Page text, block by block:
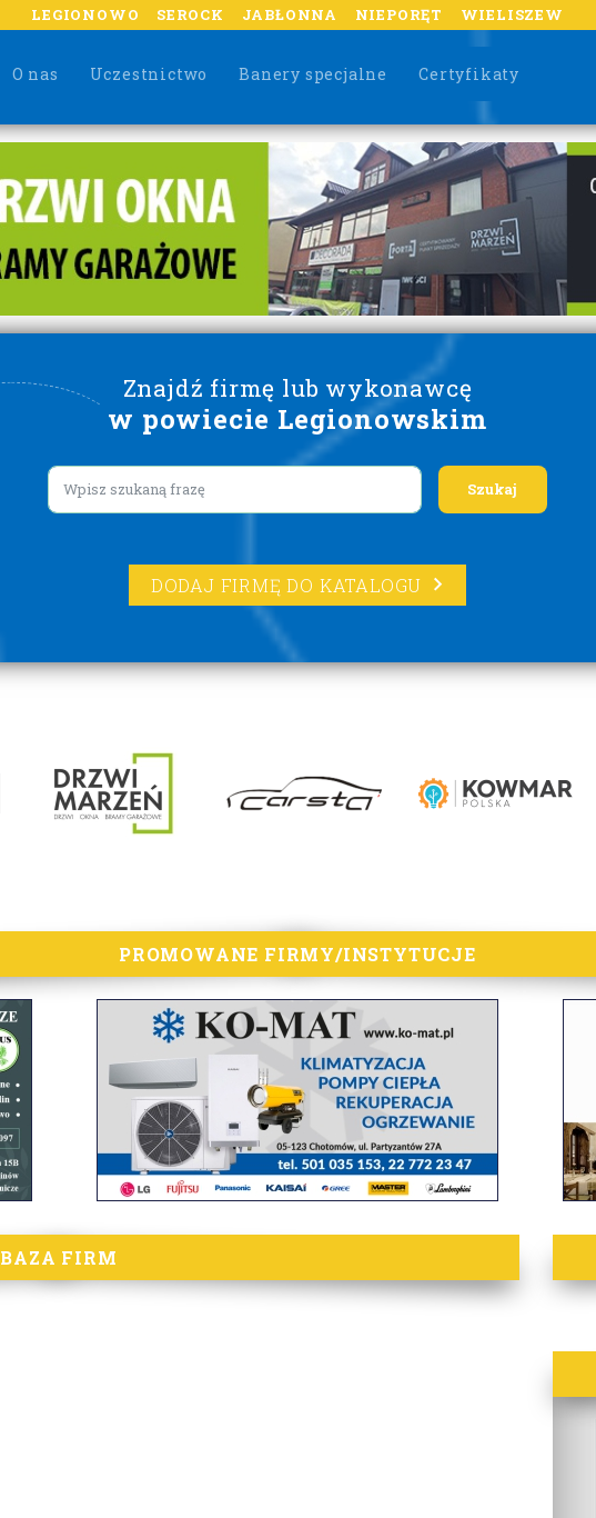
LEGIONOWO SEROCK JABŁONNA NIEPORĘT WIELISZEW
O nas Uczestnictwo Banery specjalne Certyfikaty
Znajdź firmę lub wykonawcę
w powiecie Legionowskim
Lorem ipsum
DODAJ FIRMĘ DO KATALOGU
PROMOWANE FIRMY/INSTYTUCJE
BAZA FIRM